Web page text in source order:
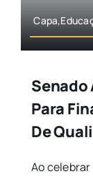
Senado
Para
De
Ao